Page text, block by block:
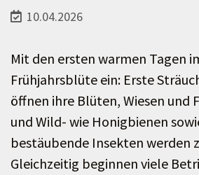
10.04.2026
Mit den ersten warmen Tagen
Frühjahrsblüte ein: Erste
öffnen ihre Blüten, Wiesen und
und Wild- wie Honigbienen
bestäubende Insekten werden
Gleichzeitig beginnen viele